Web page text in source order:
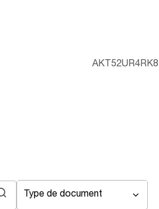
AKT52UR4RK8
Type de document